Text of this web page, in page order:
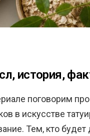
история,
поговорим
в искусстве
Тем, кто